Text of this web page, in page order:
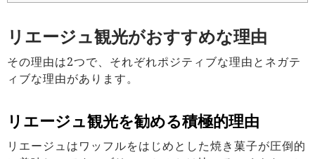
リエージュ観光がおすすめな理由
その理由は2つで、それぞれポジティブな理由とネガテ
ィブな理由があります。
リエージュ観光を勧める積極的理由
リエージュはワッフルをはじめとした焼き菓子が圧倒的